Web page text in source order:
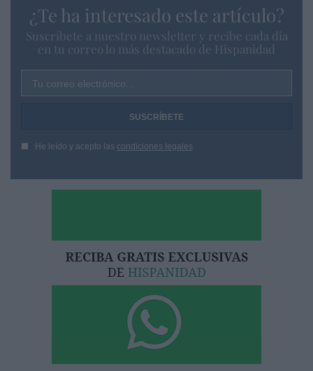
¿Te ha interesado este artículo?
Suscríbete a nuestro newsletter y recibe cada dia
en tu correo lo más destacado de Hispanidad
Tu correo electrónico...
He leído y acepto las condiciones legales